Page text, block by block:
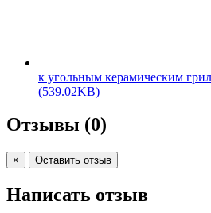
к угольным керамическим
(539.02KB)
Отзывы (0)
× Оставить отзыв
Написать отзыв